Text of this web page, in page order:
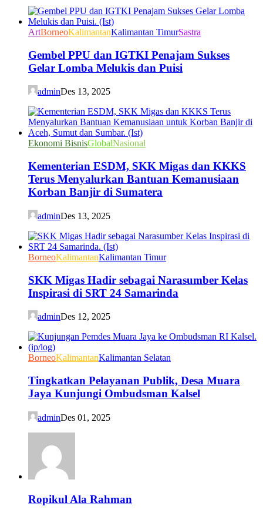
ArtBorneoKalimantanKalimantan TimurSastra
Gembel PPU dan IGTKI Penajam Sukses
Gelar Lomba Melukis dan Puisi
adminDes 13, 2025
Ekonomi BisnisGlobalNasional
Kementerian ESDM, SKK Migas dan KKKS
Terus Menyalurkan Bantuan Kemanusiaan
Korban Banjir di Sumatera
adminDes 13, 2025
BorneoKalimantanKalimantan Timur
SKK Migas Hadir sebagai Narasumber Kelas
Inspirasi di SRT 24 Samarinda
adminDes 12, 2025
BorneoKalimantanKalimantan Selatan
Tingkatkan Pelayanan Publik, Desa Muara
Jaya Kunjungi Ombudsman Kalsel
adminDes 01, 2025
Ropikul Ala Rahman